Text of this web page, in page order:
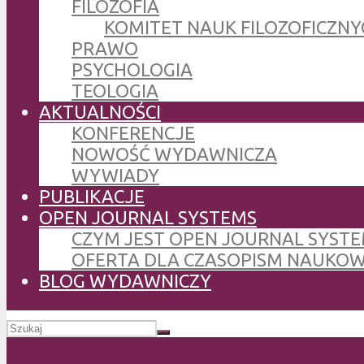
FILOZOFIA
KOMITET NAUK
PRAWO
PSYCHOLOGIA
TEOLOGIA
AKTUALNOŚCI
KONFERENCJE
NOWOŚĆ WYDAWNICZA
WYWIADY
PUBLIKACJE
OPEN JOURNAL SYSTEMS
CZYM JEST OPEN JOURNAL
OFERTA DLA CZASOPISM
BLOG WYDAWNICZY